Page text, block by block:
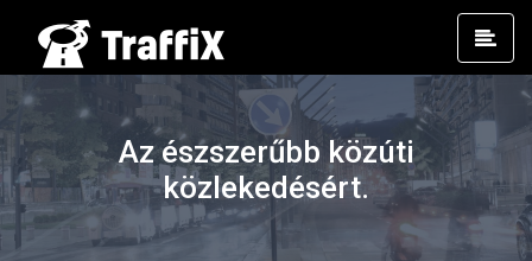
Az észszerűbb közúti
közlekedésért.